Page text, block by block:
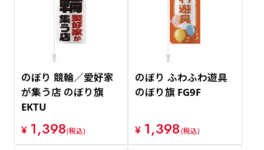
のぼり 競輪／愛好家
が集う店 のぼり旗
EKTU
¥ 1,398(税込)
のぼり ふわふわ遊具
のぼり旗 FG9F
¥ 1,398(税込)